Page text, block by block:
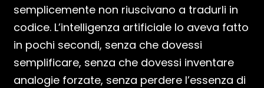
semplicemente non riuscivano a tradurli in
codice. L’intelligenza artificiale lo aveva fatto
in pochi secondi, senza che dovessi
semplificare, senza che dovessi inventare
analogie forzate, senza perdere l’essenza di